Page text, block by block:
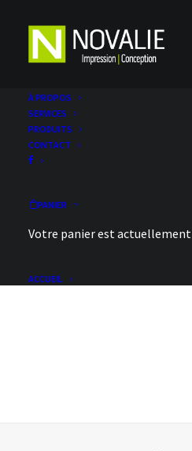
À PROPOS
SERVICES
PRODUITS
CONTACT
PANIER
Votre panier est actuellement
ACCUEIL
Cartes de